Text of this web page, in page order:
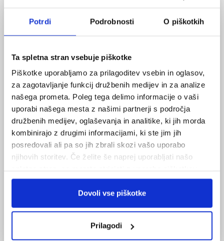
Potrdi Podrobnosti O piškotkih
Ta spletna stran vsebuje piškotke
Piškotke uporabljamo za prilagoditev vsebin in oglasov,
za zagotavljanje funkcij družbenih medijev in za analize
našega prometa. Poleg tega delimo informacije o vaši
uporabi našega mesta z našimi partnerji s področja
družbenih medijev, oglaševanja in analitike, ki jih morda
kombinirajo z drugimi informacijami, ki ste jim jih
posredovali ali pa so jih zbrali skozi vašo uporabo
njihovih storitev. Če želite še naprej uporabljati našo
Dovoli vse piškotke
Prilagodi
mesta leži veliko parkov in kar 23 gradov v bližnji
okolici. Mi si bomo ogledali stari del mesta s
središčem, Stari trg in zmajev vodnjak na Novem
trgu.
Nato bomo obiskaliMinimundus, kjer so v merilu
1:25 predstavljene najlepše zgradbe iz 40 držav. Na
ogled imajo kar 156 modelov, ki se do zadnjih
podrobnosti izdelani iz večinoma originalnih
sveta nas čakajo interaktivne pustolovske postaje
spektakularnem 4D-kinu, hitra vožnja z mini